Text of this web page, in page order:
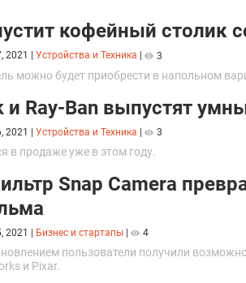
кофейный столик
2021 Устройства и Техника 3
можно будет приобрести в напольном
и Ray-Ban выпустят
2021 Устройства и Техника 3
в продаже уже в этом году.
Snap Camera
2021 Бизнес и стартапы 4
пользователи получили
и Pixar.